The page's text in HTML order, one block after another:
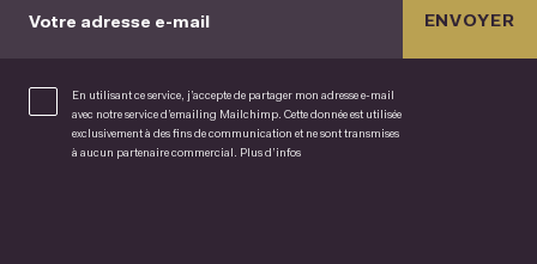
Votre adresse e-mail
En utilisant ce service, j’accepte de partager mon adresse e-mail
avec notre service d’emailing Mailchimp. Cette donnée est utilisée
exclusivement à des fins de communication et ne sont transmises
à aucun partenaire commercial.
Plus d’infos
ENVOYER